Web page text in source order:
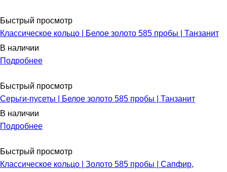
Быстрый просмотр
Классическое кольцо | Белое золото 585 пробы | Танзанит
В наличии
Подробнее
Быстрый просмотр
Серьги-пусеты | Белое золото 585 пробы | Танзанит
В наличии
Подробнее
Быстрый просмотр
Классическое кольцо | Золото 585 пробы | Сапфир,